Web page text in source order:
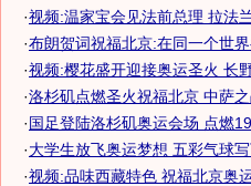
·视频:温家宝会见法前总理 拉法
·布朗贺词祝福北京:在同一个世
·视频:樱花盛开迎接奥运圣火 长
·洛杉矶点燃圣火祝福北京 中萨之
·国足登陆洛杉矶奥运会场 点燃
·大学生放飞奥运梦想 五彩气球
·视频:品味西藏特色 祝福北京奥